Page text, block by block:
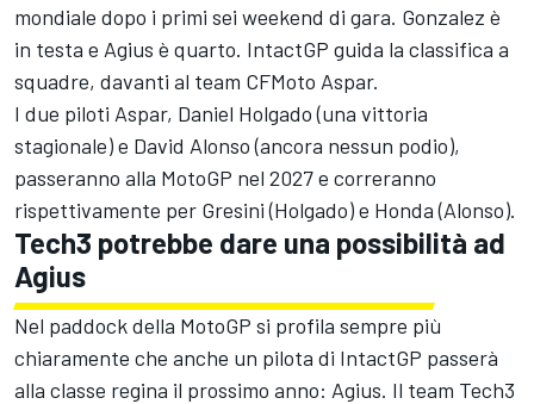
mondiale dopo i primi sei weekend di gara. Gonzalez è
in testa e Agius è quarto. IntactGP guida la classifica a
squadre, davanti al team CFMoto Aspar.
I due piloti Aspar, Daniel Holgado (una vittoria
stagionale) e David Alonso (ancora nessun podio),
passeranno alla MotoGP nel 2027 e correranno
rispettivamente per Gresini (Holgado) e Honda (Alonso).
Tech3 potrebbe dare una possibilità ad
Agius
Nel paddock della MotoGP si profila sempre più
chiaramente che anche un pilota di IntactGP passerà
alla classe regina il prossimo anno: Agius. Il team Tech3